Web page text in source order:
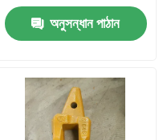
অনুসন্ধান পাঠান